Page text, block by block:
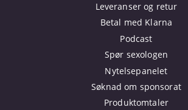
Leveranser og retur
Betal med Klarna
Podcast
Spør sexologen
Nytelsepanelet
Søknad om sponsorat
Produktomtaler